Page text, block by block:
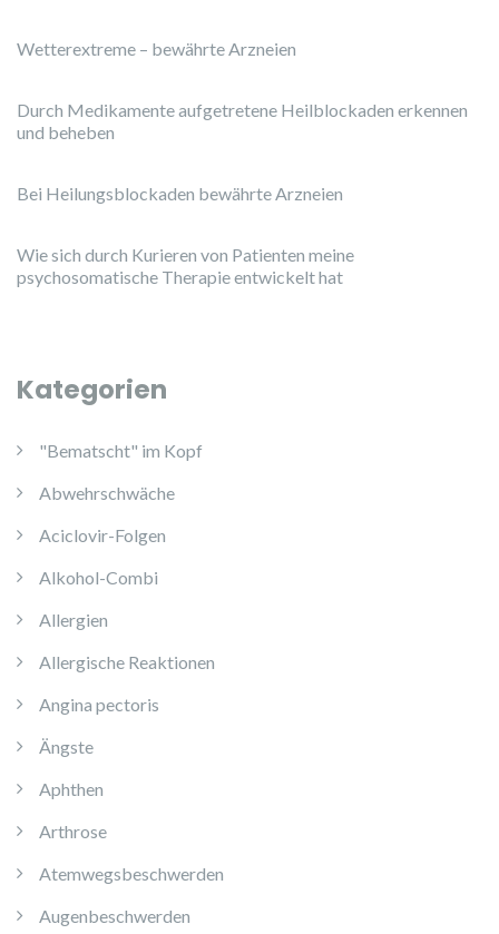
Wetterextreme – bewährte Arzneien
Durch Medikamente aufgetretene Heilblockaden erkennen
und beheben
Bei Heilungsblockaden bewährte Arzneien
Wie sich durch Kurieren von Patienten meine
psychosomatische Therapie entwickelt hat
Kategorien
"Bematscht" im Kopf
Abwehrschwäche
Aciclovir-Folgen
Alkohol-Combi
Allergien
Allergische Reaktionen
Angina pectoris
Ängste
Aphthen
Arthrose
Atemwegsbeschwerden
Augenbeschwerden